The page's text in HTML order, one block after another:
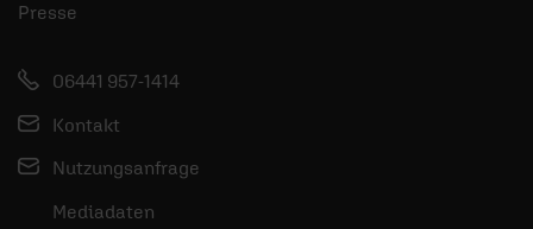
Presse
06441 957-1414
Kontakt
Nutzungsanfrage
Mediadaten